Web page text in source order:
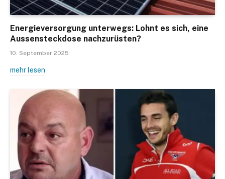
Energieversorgung unterwegs: Lohnt es sich, eine
Aussensteckdose nachzurüsten?
10. September 2025
mehr lesen